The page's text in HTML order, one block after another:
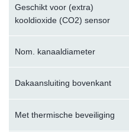
Geschikt voor (extra)
kooldioxide (CO2) sensor
Nom. kanaaldiameter
Dakaansluiting bovenkant
Met thermische beveiliging